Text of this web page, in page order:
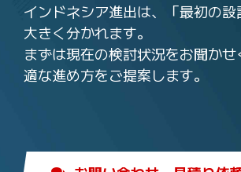
インドネシア進出は、「最初の
大きく分かれます。
まずは現在の検討状況をお聞か
適な進め方をご提案します。